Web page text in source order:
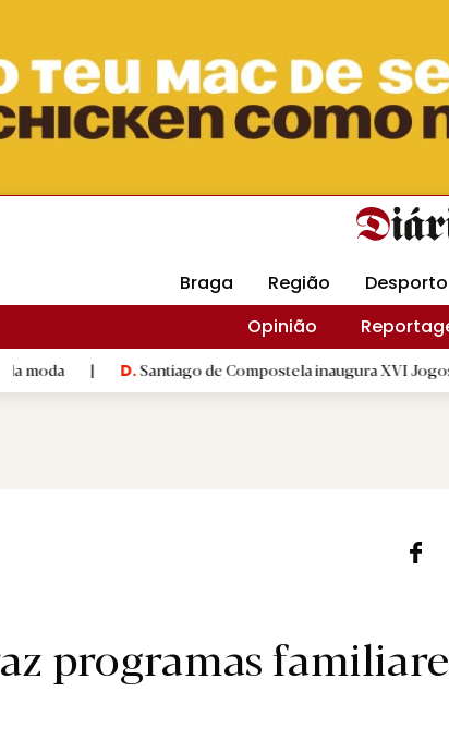
DMtv Revista Minha
Braga Região Desporto
Opinião
D.Santiago de Compostela inaugura XVI Jogos do Eixo
programas